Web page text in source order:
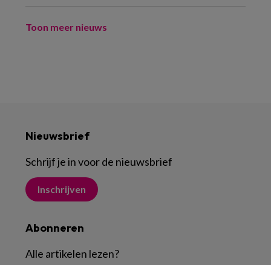
Toon meer nieuws
Nieuwsbrief
Schrijf je in voor de nieuwsbrief
Inschrijven
Abonneren
Alle artikelen lezen?